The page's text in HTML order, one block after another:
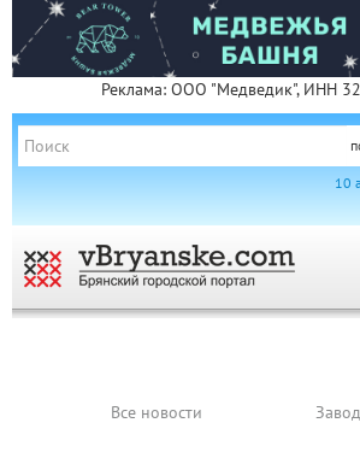
Реклама: ООО "Медведик", ИНН
10
Все новости